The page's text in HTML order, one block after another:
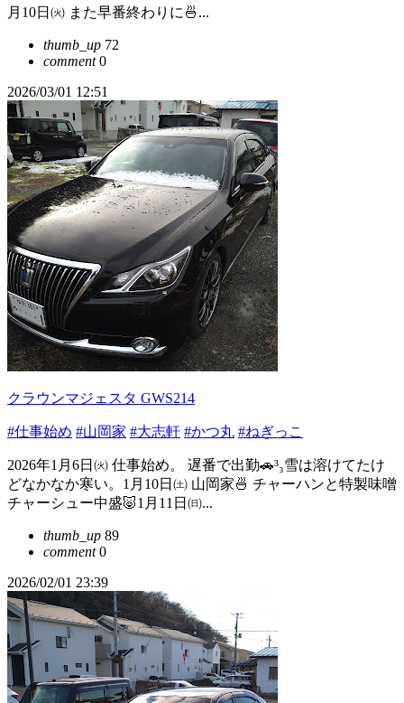
月10日㈫ また早番終わりに🍜...
thumb_up 72
comment0
2026/03/01 12:51
クラウンマジェスタ GWS214
#仕事始め #山岡家 #大志軒 #かつ丸 #ねぎっこ
2026年1月6日㈫ 仕事始め。 遅番で出勤🚗³₃雪は溶けてたけ
どなかなか寒い。1月10日㈯ 山岡家🍜 チャーハンと特製味噌
チャーシュー中盛🐷1月11日㈰...
thumb_up 89
comment0
2026/02/01 23:39